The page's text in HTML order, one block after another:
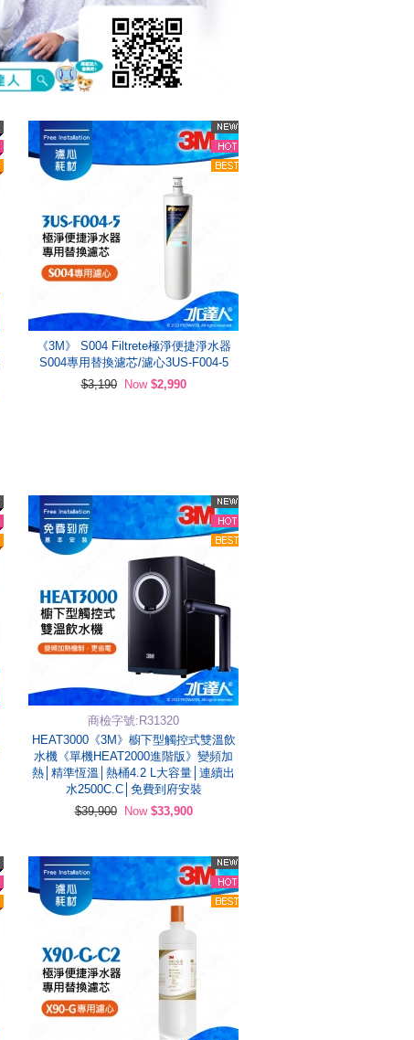
《3M》 S004 Filtrete極淨便捷淨水器
S004專用替換濾芯/濾心3US-F004-5
$3,190
Now $2,990
商檢字號:R31320
HEAT3000《3M》櫥下型觸控式雙溫飲
水機《單機HEAT2000進階版》變頻加
熱│精準恆溫│熱桶4.2 L大容量│連續出
水2500C.C│免費到府安裝
$39,900
Now $33,900